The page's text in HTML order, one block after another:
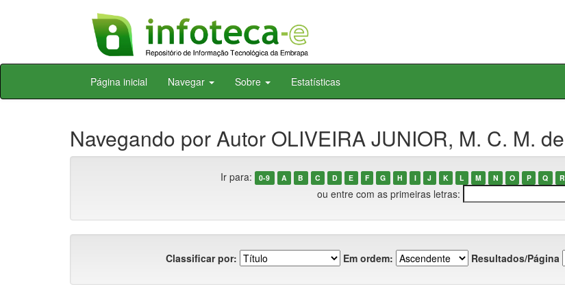
Skip
Página inicial Navegar Sobre Estatísticas
Navegando por Autor OLIVEIRA JUNIOR, M. C. M. de
Ir para: 0-9 A B C D E F G H I J K L M N O P Q R
ou entre com as primeiras letras:
Classificar por: Em ordem: Resultados/Página